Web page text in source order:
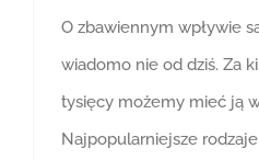
O zbawiennym wpływie
wiadomo nie od dziś. Za
tysięcy możemy mieć ją
Najpopularniejsze